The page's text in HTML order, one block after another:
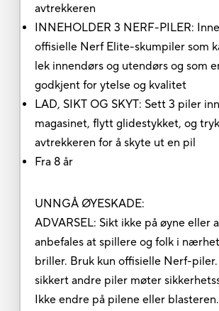
avtrekkeren
INNEHOLDER 3 NERF-PILER:
offisielle Nerf Elite-skumpiler som
lek innendørs og utendørs og som
godkjent for ytelse og kvalitet
LAD, SIKT OG SKYT: Sett 3 piler
magasinet, flytt glidestykket, og
avtrekkeren for å skyte ut en pil
Fra 8 år
UNNGÅ ØYESKADE:
ADVARSEL: Sikt ikke på øyne eller
anbefales at spillere og folk i
briller. Bruk kun offisielle Nerf-
sikkert andre piler møter
Ikke endre på pilene eller blasteren.